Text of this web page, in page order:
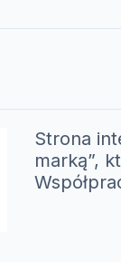
Strona
marką”,